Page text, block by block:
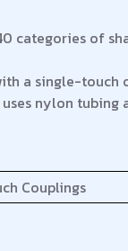
categories of
a single-touch
uses nylon
Couplings